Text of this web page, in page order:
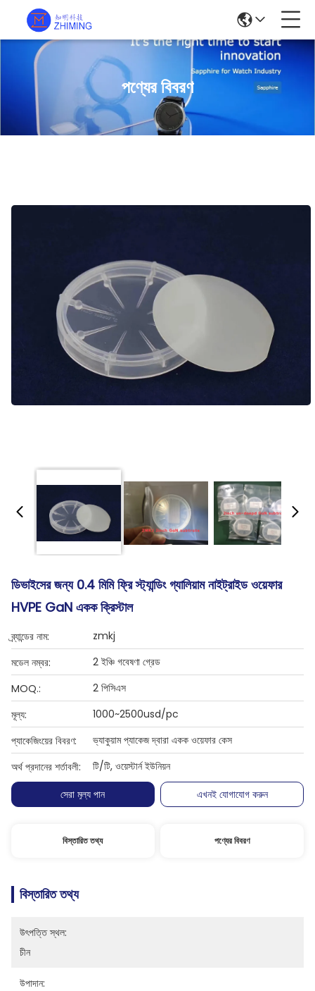
পণ্যের বিবরণ
ডিভাইসের জন্য 0.4 মিমি ফ্রি স্ট্যান্ডিং গ্যালিয়াম নাইট্রাইড ওয়েফার
HVPE GaN একক ক্রিস্টাল
ব্র্যান্ডের নাম:
zmkj
মডেল নম্বর:
2 ইঞ্চি গবেষণা গ্রেড
MOQ.:
2 পিসিএস
মূল্য:
1000~2500usd/pc
প্যাকেজিংয়ের বিবরণ:
ভ্যাকুয়াম প্যাকেজ দ্বারা একক ওয়েফার কেস
অর্থ প্রদানের শর্তাবলী:
টি/টি, ওয়েস্টার্ন ইউনিয়ন
সেরা মূল্য পান
এখনই যোগাযোগ করুন
বিস্তারিত তথ্য পণ্যের বিবরণ
বিস্তারিত তথ্য
উৎপত্তি স্থল:
চীন
উপাদান: